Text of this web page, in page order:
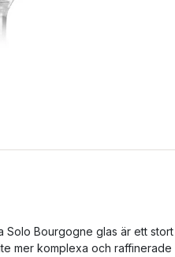
Solo Bourgogne glas är ett
mer komplexa och raffinerade